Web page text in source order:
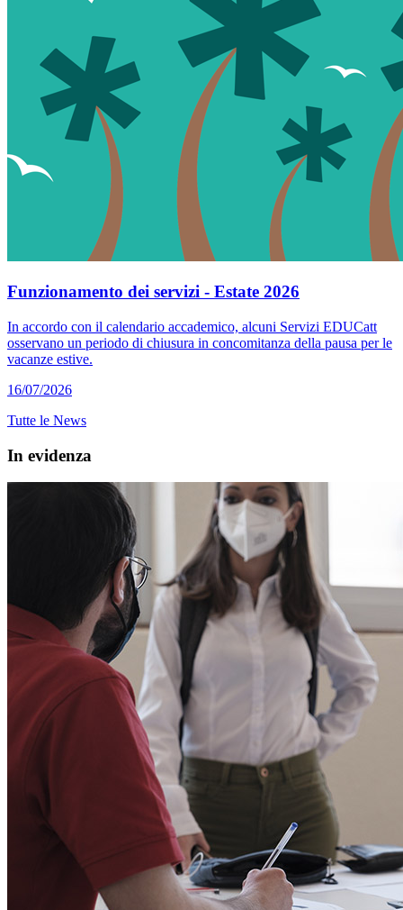
Funzionamento dei servizi - Estate 2026
In accordo con il calendario accademico, alcuni Servizi EDUCatt
osservano un periodo di chiusura in concomitanza della pausa per le
vacanze estive.
16/07/2026
Tutte le News
In evidenza